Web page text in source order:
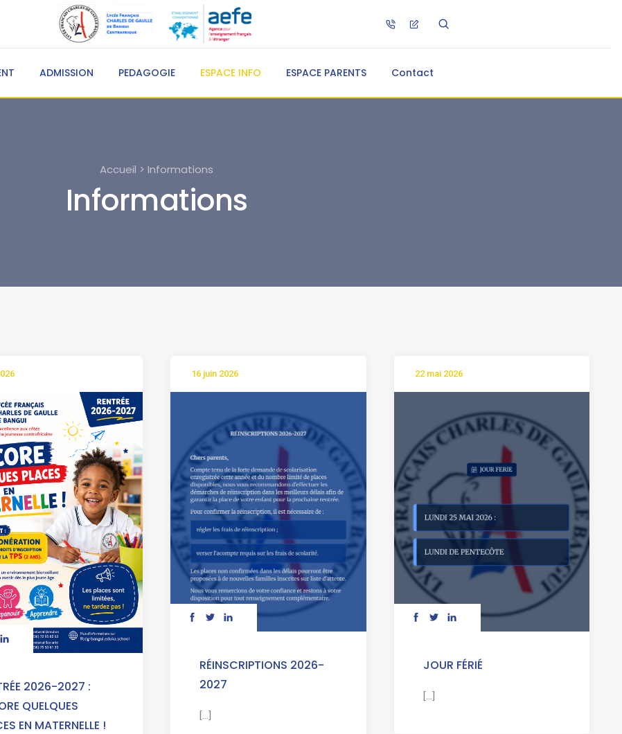
ADMISSION PEDAGOGIE ESPACE INFO ESPACE PARENTS Contact
Accueil > Informations
Informations
2026-2027 :
QUELQUES
EN MATERNELLE !
16 juin 2026
RÉINSCRIPTIONS 2026-
2027
[...]
22 mai 2026
JOUR FÉRIÉ
[...]